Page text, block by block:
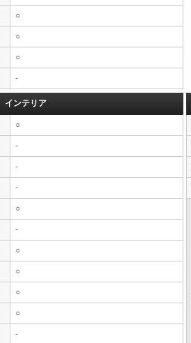
○
○
○
-
インテリア
○
-
-
-
○
-
○
○
○
○
-